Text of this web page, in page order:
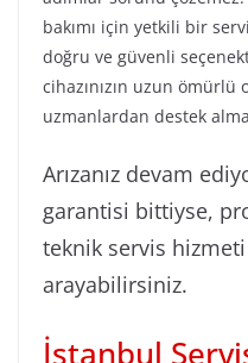
bakımı için yetkili bir
doğru ve güvenli
cihazınızın uzun ömürlü
uzmanlardan destek
Arızanız devam
garantisi bittiyse,
teknik servis
arayabilirsiniz.
İstanbul